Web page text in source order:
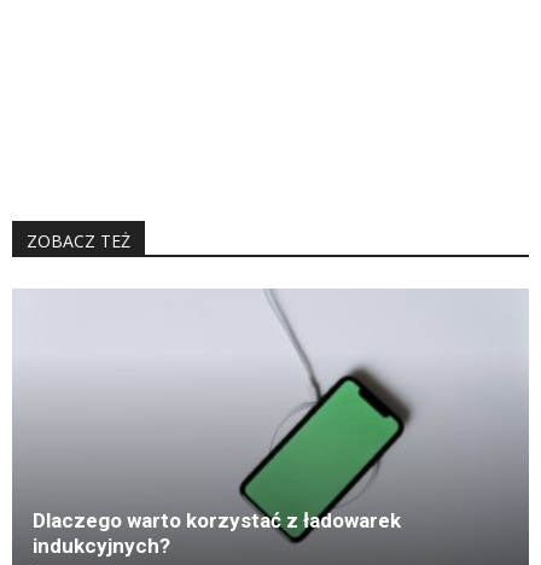
ZOBACZ TEŻ
Dlaczego warto korzystać z ładowarek
indukcyjnych?